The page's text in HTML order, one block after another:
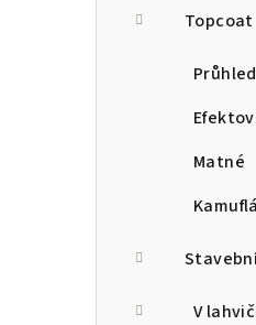
Topcoat
Matné
V